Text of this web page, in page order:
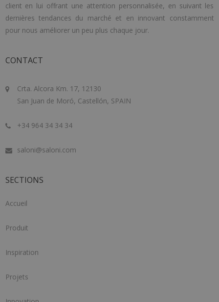
client en lui offrant une attention personnalisée, en suivant les
dernières tendances du marché et en innovant constamment
pour nous améliorer un peu plus chaque jour.
CONTACT
Crta. Alcora Km. 17, 12130
San Juan de Moró, Castellón, SPAIN
+34 964 34 34 34
saloni@saloni.com
SECTIONS
Accueil
Produit
Inspiration
Projets